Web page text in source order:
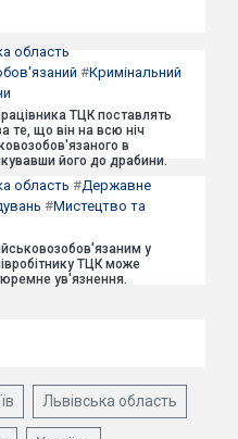
область
#Кримінальний
ТЦК поставлять
те, що він на всю ніч
в
його до драбини.
область #Державне
#Мистецтво та
у
ТЦК може
ув'язнення.
Львівська область